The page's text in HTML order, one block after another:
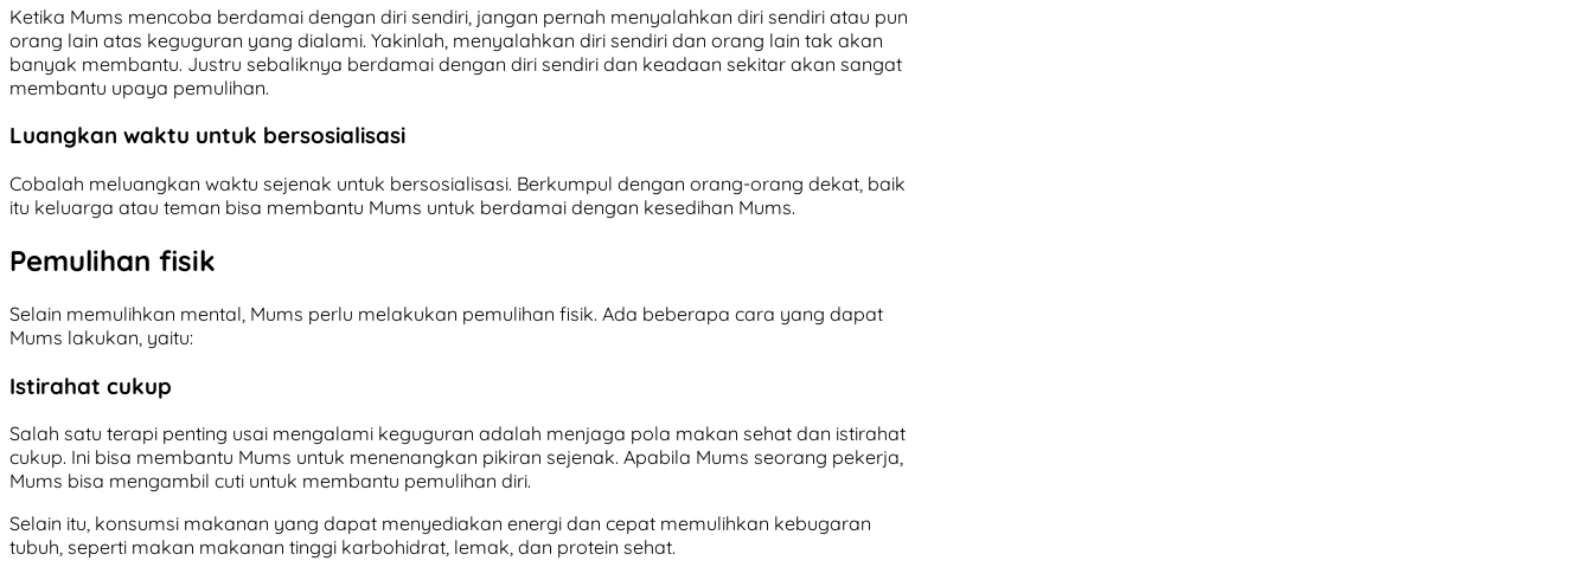
Ketika Mums mencoba berdamai dengan diri sendiri, jangan pernah menyalahkan diri sendiri atau pun
orang lain atas keguguran yang dialami. Yakinlah, menyalahkan diri sendiri dan orang lain tak akan
banyak membantu. Justru sebaliknya berdamai dengan diri sendiri dan keadaan sekitar akan sangat
membantu upaya pemulihan.
Luangkan waktu untuk bersosialisasi
Cobalah meluangkan waktu sejenak untuk bersosialisasi. Berkumpul dengan orang-orang dekat, baik
itu keluarga atau teman bisa membantu Mums untuk berdamai dengan kesedihan Mums.
Pemulihan fisik
Selain memulihkan mental, Mums perlu melakukan pemulihan fisik. Ada beberapa cara yang dapat
Mums lakukan, yaitu:
Istirahat cukup
Salah satu terapi penting usai mengalami keguguran adalah menjaga pola makan sehat dan istirahat
cukup. Ini bisa membantu Mums untuk menenangkan pikiran sejenak. Apabila Mums seorang pekerja,
Mums bisa mengambil cuti untuk membantu pemulihan diri.
Selain itu, konsumsi makanan yang dapat menyediakan energi dan cepat memulihkan kebugaran
tubuh, seperti makan makanan tinggi karbohidrat, lemak, dan protein sehat.